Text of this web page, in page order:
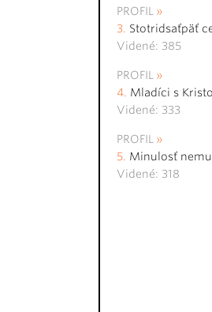
PROFIL
Stotridsaťpäť
Videné: 385
PROFIL
Mladíci s
Videné: 333
PROFIL
Minulosť
Videné: 318